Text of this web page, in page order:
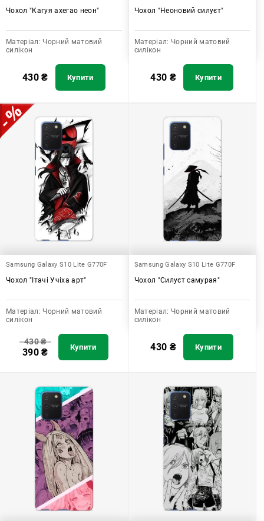
Чохол "Кагуя ахегао неон"
Матеріал: Чорний матовий
силікон
430₴ Купити
Чохол "Неоновий силуєт"
Матеріал: Чорний матовий
силікон
430 ₴ Купити
Samsung Galaxy S10 Lite G770F
Чохол "Ітачі Учіха арт"
Матеріал: Чорний матовий
силікон
430₴
390₴ Купити
Samsung Galaxy S10 Lite G770F
Чохол "Силуєт самурая"
Матеріал: Чорний матовий
силікон
430 ₴ Купити